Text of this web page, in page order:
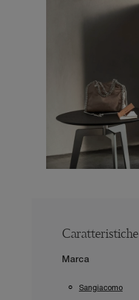
Caratteristiche
Marca
Sangiacomo